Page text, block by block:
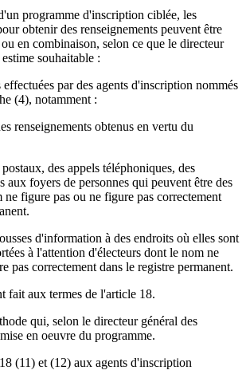
programme d'inscription ciblée, les
obtenir des renseignements peuvent être
en combinaison, selon ce que le directeur
souhaitable :
par des agents d'inscription nommés
(4), notamment :
obtenus en vertu du
des appels téléphoniques, des
aux foyers de personnes qui peuvent être des
ne figure pas ou ne figure pas correctement
d'information à des endroits où elles sont
à l'attention d'électeurs dont le nom ne
pas correctement dans le registre permanent.
aux termes de l'article 18.
qui, selon le directeur général des
en oeuvre du programme.
(11) et (12) aux agents d'inscription